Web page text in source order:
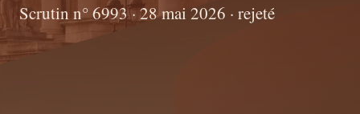
Scrutin n° 6993 · 28 mai 2026 · rejeté